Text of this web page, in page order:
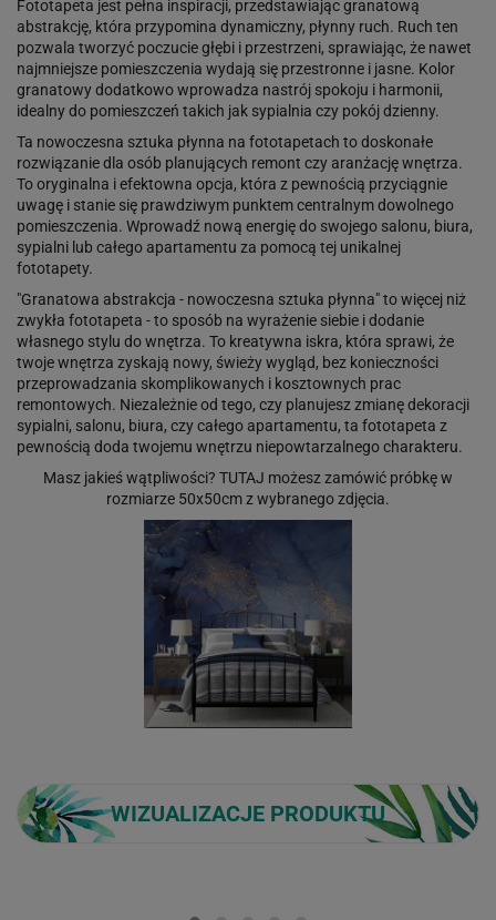
Fototapeta jest pełna inspiracji, przedstawiając granatową
abstrakcję, która przypomina dynamiczny, płynny ruch. Ruch ten
pozwala tworzyć poczucie głębi i przestrzeni, sprawiając, że nawet
najmniejsze pomieszczenia wydają się przestronne i jasne. Kolor
granatowy dodatkowo wprowadza nastrój spokoju i harmonii,
idealny do pomieszczeń takich jak sypialnia czy pokój dzienny.
Ta nowoczesna sztuka płynna na fototapetach to doskonałe
rozwiązanie dla osób planujących remont czy aranżację wnętrza.
To oryginalna i efektowna opcja, która z pewnością przyciągnie
uwagę i stanie się prawdziwym punktem centralnym dowolnego
pomieszczenia. Wprowadź nową energię do swojego salonu, biura,
sypialni lub całego apartamentu za pomocą tej unikalnej
fototapety.
"Granatowa abstrakcja - nowoczesna sztuka płynna" to więcej niż
zwykła fototapeta - to sposób na wyrażenie siebie i dodanie
własnego stylu do wnętrza. To kreatywna iskra, która sprawi, że
twoje wnętrza zyskają nowy, świeży wygląd, bez konieczności
przeprowadzania skomplikowanych i kosztownych prac
remontowych. Niezależnie od tego, czy planujesz zmianę dekoracji
sypialni, salonu, biura, czy całego apartamentu, ta fototapeta z
pewnością doda twojemu wnętrzu niepowtarzalnego charakteru.
Masz jakieś wątpliwości? TUTAJ możesz zamówić próbkę w
rozmiarze 50x50cm z wybranego zdjęcia.
WIZUALIZACJE PRODUKTU